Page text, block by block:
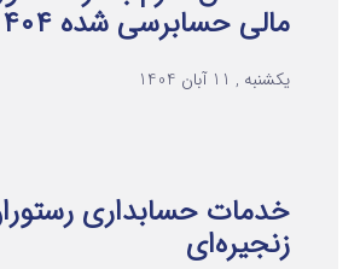
مالی حسابرسی شده ۱۴۰۴
یکشنبه , 11 آبان 1404
خدمات حسابداری
زنجیره‌ای